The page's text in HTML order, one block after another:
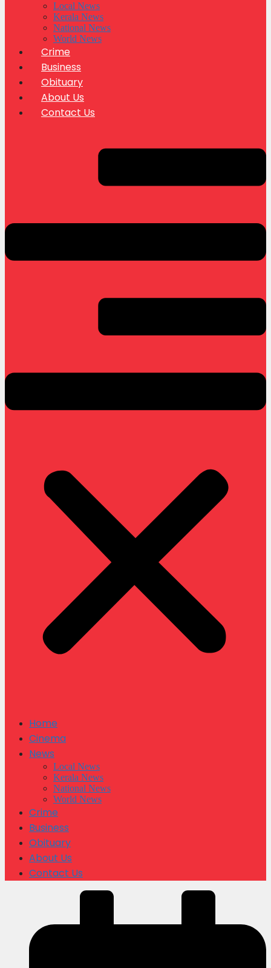
Local News
Kerala News
National News
World News
Crime
Business
Obituary
About Us
Contact Us
Home
Cinema
News
Local News
Kerala News
National News
World News
Crime
Business
Obituary
About Us
Contact Us